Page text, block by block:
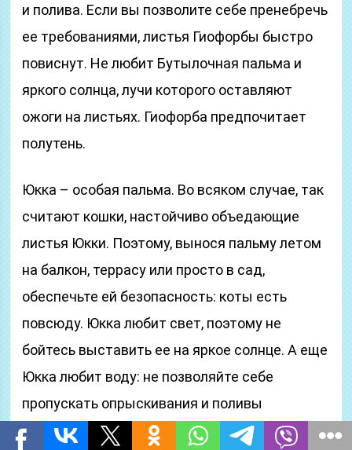
и полива. Если вы позволите себе пренебречь
ее требованиями, листья Гиофорбы быстро
повиснут. Не любит Бутылочная пальма и
яркого солнца, лучи которого оставляют
ожоги на листьях. Гиофорба предпочитает
полутень.
Юкка – особая пальма. Во всяком случае, так
считают кошки, настойчиво объедающие
листья Юкки. Поэтому, вынося пальму летом
на балкон, террасу или просто в сад,
обеспечьте ей безопасность: коты есть
повсюду. Юкка любит свет, поэтому не
бойтесь выставить ее на яркое солнце. А еще
Юкка любит воду: не позволяйте себе
пропускать опрыскивания и поливы
отстоянной водой. Прогуливать будете